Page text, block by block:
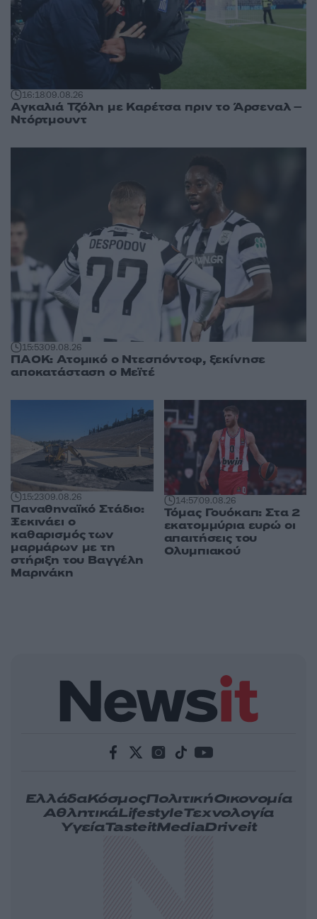
16:1809.08.26
Αγκαλιά Τζόλη με Καρέτσα πριν το Άρσεναλ –
Ντόρτμουντ
15:5309.08.26
ΠΑΟΚ: Ατομικό ο Ντεσπόντοφ, ξεκίνησε
αποκατάσταση ο Μεϊτέ
15:2309.08.26
Παναθηναϊκό Στάδιο:
Ξεκινάει ο
καθαρισμός των
μαρμάρων με τη
στήριξη του Βαγγέλη
Μαρινάκη
14:5709.08.26
Τόμας Γουόκαπ: Στα 2
εκατομμύρια ευρώ οι
απαιτήσεις του
Ολυμπιακού
ΕλλάδαΚόσμοςΠολιτικήΟικονομία
ΑθλητικάLifestyleΤεχνολογία
ΥγείαTasteitMediaDriveit